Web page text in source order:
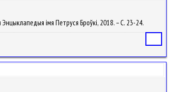
імя Петруся Броўкі, 2018. – С. 23-24.